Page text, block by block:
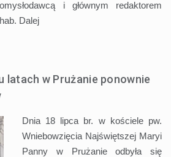
i głównym redaktorem
Dalej
latach w Prużanie ponownie
Dnia 18 lipca br. w kościele pw.
Wniebowzięcia Najświętszej Maryi
Panny w Prużanie odbyła się